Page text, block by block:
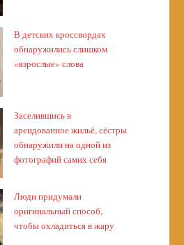
В детских кроссвордах
обнаружились слишком
«взрослые» слова
Заселившись в
арендованное жильё, сёстры
обнаружили на одной из
фотографий самих себя
Люди придумали
оригинальный способ,
чтобы охладиться в жару